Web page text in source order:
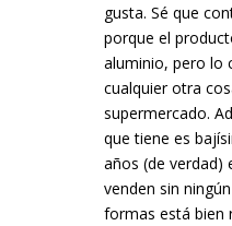
gusta. Sé que
porque el
aluminio, pero lo
cualquier otra
supermercado.
que tiene es
años (de verdad)
venden sin
formas está bien